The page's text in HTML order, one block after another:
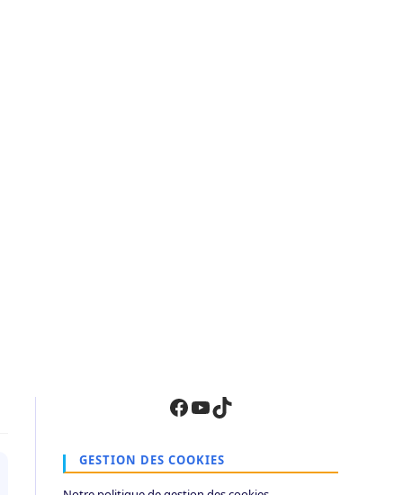
Facebook
YouTube
TikTok
GESTION DES COOKIES